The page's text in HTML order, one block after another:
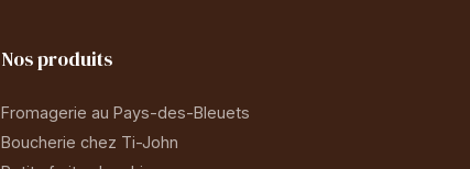
Nos produits
Fromagerie au Pays-des-Bleuets
Boucherie chez Ti-John